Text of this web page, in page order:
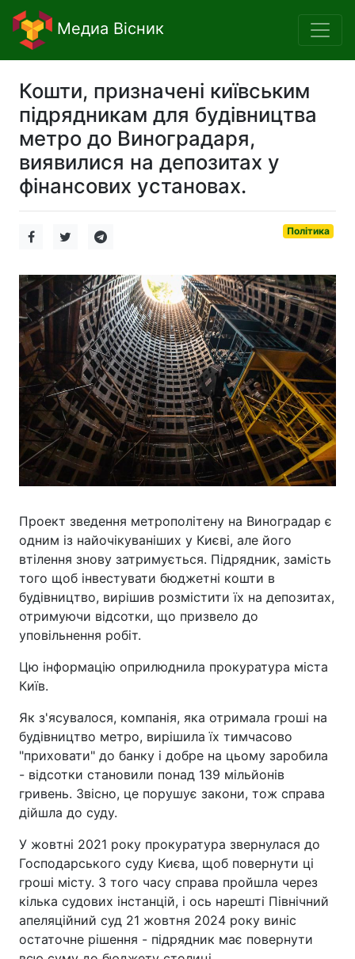
Медиа Вісник
Кошти, призначені київським
підрядникам для будівництва
метро до Виноградаря,
виявилися на депозитах у
фінансових установах.
Політика
Проект зведення метрополітену на Виноградар є
одним із найочікуваніших у Києві, але його
втілення знову затримується. Підрядник, замість
того щоб інвестувати бюджетні кошти в
будівництво, вирішив розмістити їх на депозитах,
отримуючи відсотки, що призвело до
уповільнення робіт.
Цю інформацію оприлюднила прокуратура міста
Київ.
Як з'ясувалося, компанія, яка отримала гроші на
будівництво метро, вирішила їх тимчасово
"приховати" до банку і добре на цьому заробила
- відсотки становили понад 139 мільйонів
гривень. Звісно, це порушує закони, тож справа
дійшла до суду.
У жовтні 2021 року прокуратура звернулася до
Господарського суду Києва, щоб повернути ці
гроші місту. З того часу справа пройшла через
кілька судових інстанцій, і ось нарешті Північний
апеляційний суд 21 жовтня 2024 року виніс
остаточне рішення - підрядник має повернути